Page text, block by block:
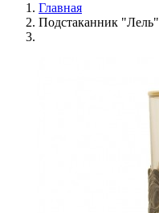
Главная
Подстаканник "Лель"